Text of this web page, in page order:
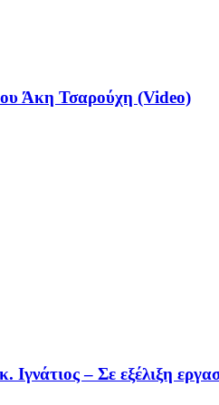
Άκη Τσαρούχη (Video)
– Σε εξέλιξη